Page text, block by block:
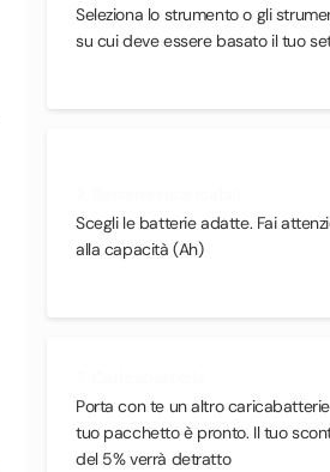
Seleziona lo strumento o gli
su cui deve essere basato il tuo
Scegli le batterie adatte. Fai
alla capacità (Ah)
Porta con te un altro
tuo pacchetto è pronto. Il tuo
del 5% verrà detratto